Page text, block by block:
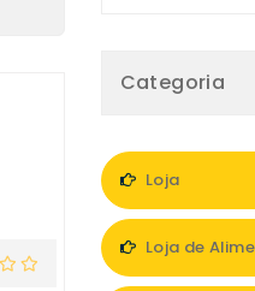
Categoria
Loja
Loja de